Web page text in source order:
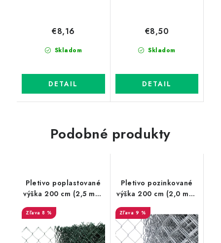
Skladom
€8,16
DETAIL
Skladom
€8,50
DETAIL
Podobné produkty
Pletivo poplastované
výška 200 cm (2,5 mm,
bez ND)
8 %
Pletivo pozinkované
výška 200 cm (2,0 mm,
ND)
9 %